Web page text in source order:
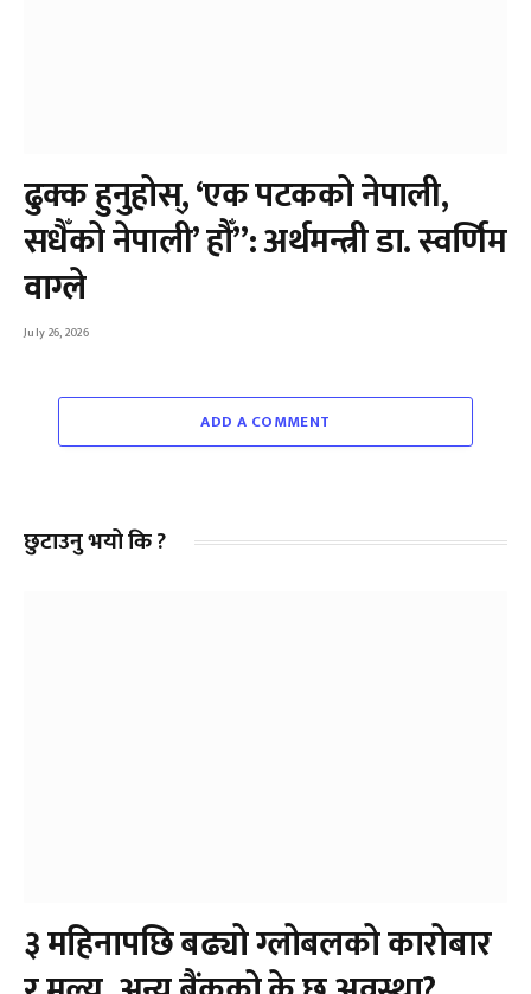
ढुक्क हुनुहोस्, ‘एक पटकको नेपाली,
सधैँको नेपाली’ हौँ”: अर्थमन्त्री डा. स्वर्णिम
वाग्ले
July 26, 2026
ADD A COMMENT
छुटाउनु भयो कि ?
३ महिनापछि बढ्यो ग्लोबलको कारोबार